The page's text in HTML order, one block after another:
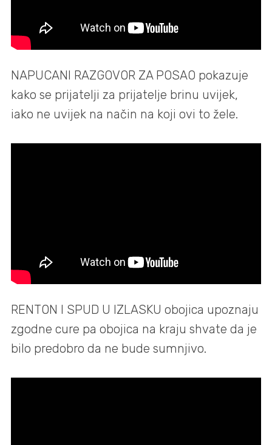
NAPUCANI RAZGOVOR ZA POSAO pokazuje
kako se prijatelji za prijatelje brinu uvijek,
iako ne uvijek na način na koji ovi to žele.
RENTON I SPUD U IZLASKU obojica upoznaju
zgodne cure pa obojica na kraju shvate da je
bilo predobro da ne bude sumnjivo.